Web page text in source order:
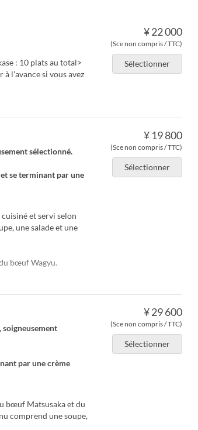
¥ 22 000
(Sce non compris / TTC)
Sélectionner
: 10 plats au total>
l'avance si vous avez
¥ 19 800
(Sce non compris / TTC)
Sélectionner
sélectionné.
se terminant par une
et servi selon
une salade et une
bœuf Wagyu.
¥ 29 600
(Sce non compris / TTC)
Sélectionner
soigneusement
par une crème
bœuf Matsusaka et du
comprend une soupe,